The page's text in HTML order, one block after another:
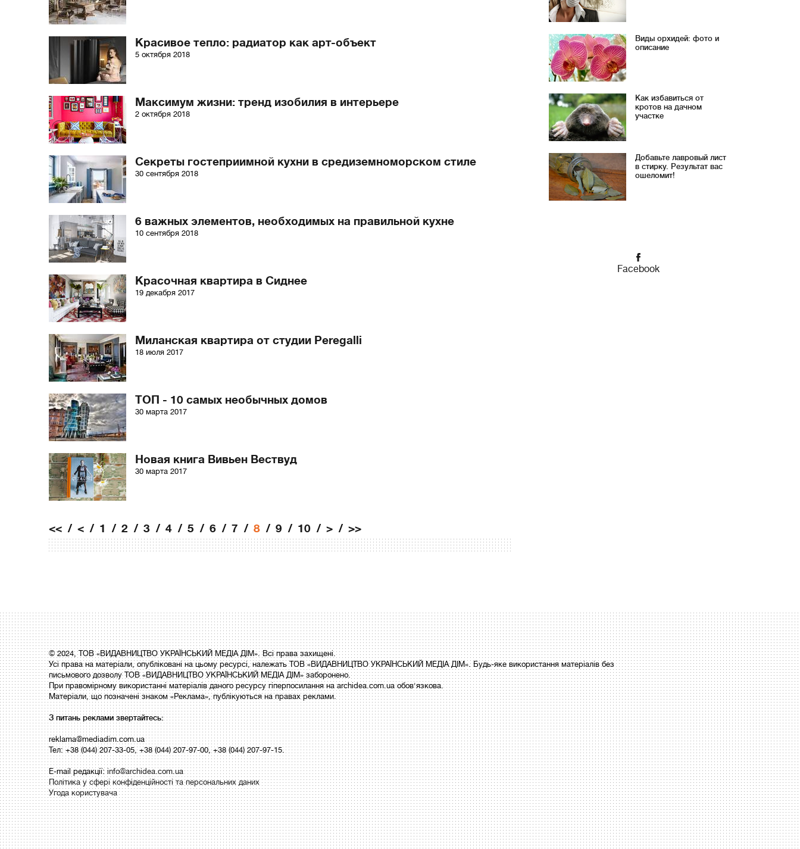
Красивое тепло: радиатор как арт-объект
5 октября 2018
Максимум жизни: тренд изобилия в интерьере
2 октября 2018
Секреты гостеприимной кухни в средиземноморском стиле
30 сентября 2018
6 важных элементов, необходимых на правильной кухне
10 сентября 2018
Красочная квартира в Сиднее
19 декабря 2017
Миланская квартира от студии Peregalli
18 июля 2017
ТОП - 10 самых необычных домов
30 марта 2017
Новая книга Вивьен Вествуд
30 марта 2017
<< < 1 2 3 4 5 6 7 8 9 10 > >>
Виды орхидей: фото и
описание
Как избавиться от
кротов на дачном
участке
Добавьте лавровый лист
в стирку. Результат вас
ошеломит!
Facebook
© 2024, ТОВ «ВИДАВНИЦТВО УКРАЇНСЬКИЙ МЕДІА ДІМ». Всі права захищені.
Усі права на матеріали, опубліковані на цьому ресурсі, належать ТОВ «ВИДАВНИЦТВО УКРАЇНСЬКИЙ МЕДІА ДІМ». Будь-яке використання матеріалів без
письмового дозволу ТОВ «ВИДАВНИЦТВО УКРАЇНСЬКИЙ МЕДІА ДІМ» заборонено.
При правомірному використанні матеріалів даного ресурсу гіперпосилання на archidea.com.ua обов'язкова.
Матеріали, що позначені знаком «Реклама», публікуються на правах реклами.
З питань реклами звертайтесь:
reklama@mediadim.com.ua
Тел: +38 (044) 207-33-05, +38 (044) 207-97-00, +38 (044) 207-97-15.
E-mail редакції: info@archidea.com.ua
Політика у сфері конфіденційності та персональних даних
Угода користувача